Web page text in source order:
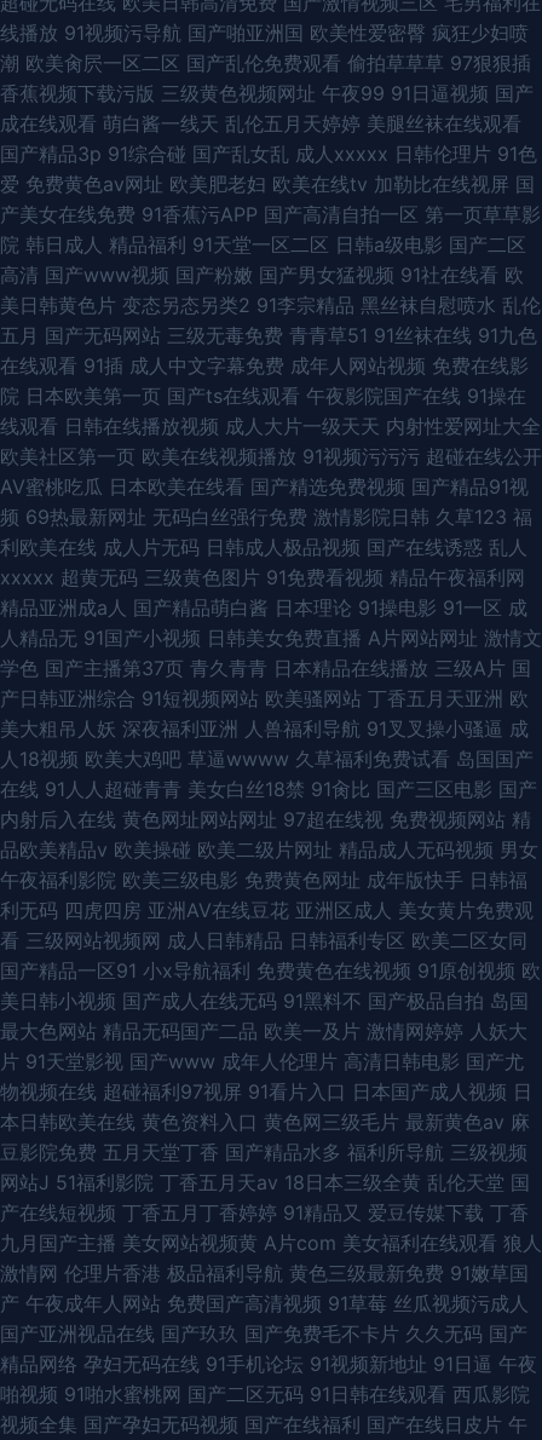
线播放 91视频污导航 国产啪亚洲国 欧美性爱密臀 疯狂少妇喷
潮 欧美肏屄一区二区 国产乱伦免费观看 偷拍草草草 97狠狠插
香蕉视频下载污版 三级黄色视频网址 午夜99 91日逼视频 国产
成在线观看 萌白酱一线天 乱伦五月天婷婷 美腿丝袜在线观看
国产精品3p 91综合碰 国产乱女乱 成人xxxxx 日韩伦理片 91色
爱 免费黄色av网址 欧美肥老妇 欧美在线tv 加勒比在线视屏 国
产美女在线免费 91香蕉污APP 国产高清自拍一区 第一页草草影
院 韩日成人 精品福利 91天堂一区二区 日韩a级电影 国产二区
高清 国产www视频 国产粉嫩 国产男女猛视频 91社在线看 欧
美日韩黄色片 变态另态另类2 91李宗精品 黑丝袜自慰喷水 乱伦
五月 国产无码网站 三级无毒免费 青青草51 91丝袜在线 91九色
在线观看 91插 成人中文字幕免费 成年人网站视频 免费在线影
院 日本欧美第一页 国产ts在线观看 午夜影院国产在线 91操在
线观看 日韩在线播放视频 成人大片一级天天 内射性爱网址大全
欧美社区第一页 欧美在线视频播放 91视频污污污 超碰在线公开
AV蜜桃吃瓜 日本欧美在线看 国产精选免费视频 国产精品91视
频 69热最新网址 无码白丝强行免费 激情影院日韩 久草123 福
利欧美在线 成人片无码 日韩成人极品视频 国产在线诱惑 乱人
xxxxx 超黄无码 三级黄色图片 91免费看视频 精品午夜福利网
精品亚洲成a人 国产精品萌白酱 日本理论 91操电影 91一区 成
人精品无 91国产小视频 日韩美女免费直播 A片网站网址 激情文
学色 国产主播第37页 青久青青 日本精品在线播放 三级A片 国
产日韩亚洲综合 91短视频网站 欧美骚网站 丁香五月天亚洲 欧
美大粗吊人妖 深夜福利亚洲 人兽福利导航 91叉叉操小骚逼 成
人18视频 欧美大鸡吧 草逼wwww 久草福利免费试看 岛国国产
在线 91人人超碰青青 美女白丝18禁 91肏比 国产三区电影 国产
内射后入在线 黄色网址网站网址 97超在线视 免费视频网站 精
品欧美精品v 欧美操碰 欧美二级片网址 精品成人无码视频 男女
午夜福利影院 欧美三级电影 免费黄色网址 成年版快手 日韩福
利无码 四虎四房 亚洲AV在线豆花 亚洲区成人 美女黄片免费观
看 三级网站视频网 成人日韩精品 日韩福利专区 欧美二区女同
国产精品一区91 小x导航福利 免费黄色在线视频 91原创视频 欧
美日韩小视频 国产成人在线无码 91黑料不 国产极品自拍 岛国
最大色网站 精品无码国产二品 欧美一及片 激情网婷婷 人妖大
片 91天堂影视 国产www 成年人伦理片 高清日韩电影 国产尤
物视频在线 超碰福利97视屏 91看片入口 日本国产成人视频 日
本日韩欧美在线 黄色资料入口 黄色网三级毛片 最新黄色av 麻
豆影院免费 五月天堂丁香 国产精品水多 福利所导航 三级视频
网站J 51福利影院 丁香五月天av 18日本三级全黄 乱伦天堂 国
产在线短视频 丁香五月丁香婷婷 91精品又 爱豆传媒下载 丁香
九月国产主播 美女网站视频黄 A片com 美女福利在线观看 狼人
激情网 伦理片香港 极品福利导航 黄色三级最新免费 91嫩草国
产 午夜成年人网站 免费国产高清视频 91草莓 丝瓜视频污成人
国产亚洲视品在线 国产玖玖 国产免费毛不卡片 久久无码 国产
精品网络 孕妇无码在线 91手机论坛 91视频新地址 91日逼 午夜
啪视频 91啪水蜜桃网 国产二区无码 91日韩在线观看 西瓜影院
视频全集 国产孕妇无码视频 国产在线福利 国产在线日皮片 午